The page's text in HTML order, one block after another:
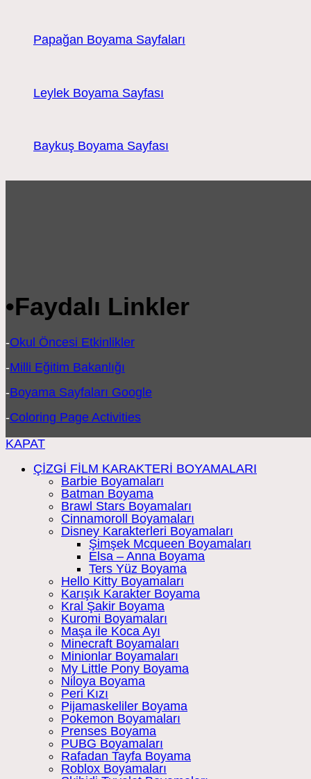
Papağan Boyama Sayfaları
Leylek Boyama Sayfası
Baykuş Boyama Sayfası
•Faydalı Linkler
-Okul Öncesi Etkinlikler
-Milli Eğitim Bakanlığı
-Boyama Sayfaları Google
-Coloring Page Activities
KAPAT
ÇİZGİ FİLM KARAKTERİ BOYAMALARI
Barbie Boyamaları
Batman Boyama
Brawl Stars Boyamaları
Cinnamoroll Boyamaları
Disney Karakterleri Boyamaları
Şimşek Mcqueen Boyamaları
Elsa – Anna Boyama
Ters Yüz Boyama
Hello Kitty Boyamaları
Karışık Karakter Boyama
Kral Şakir Boyama
Kuromi Boyamaları
Maşa ile Koca Ayı
Minecraft Boyamaları
Minionlar Boyamaları
My Little Pony Boyama
Niloya Boyama
Peri Kızı
Pijamaskeliler Boyama
Pokemon Boyamaları
Prenses Boyama
PUBG Boyamaları
Rafadan Tayfa Boyama
Roblox Boyamaları